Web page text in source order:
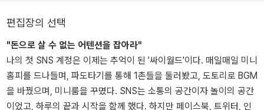
편집장의 선택
"돈으로 살 수 없는 어텐션을 잡아라"
나의 첫 SNS 계정은 이제는 추억이 된 '싸이월드'이다. 매일매일 미니
홈피를 드나들며, 파도타기를 통해 1촌들을 둘러봤고, 도토리로 BGM
을 바꿨으며, 미니룸을 꾸몄다. SNS는 소통의 공간이자 놀이의 공간
이었고, 하루의 끝과 시작을 함께 했다. 하지만 페이스북, 트위터, 인